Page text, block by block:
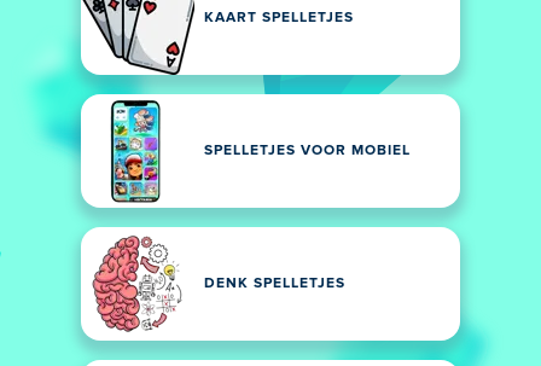
KAART SPELLETJES
SPELLETJES VOOR MOBIEL
DENK SPELLETJES